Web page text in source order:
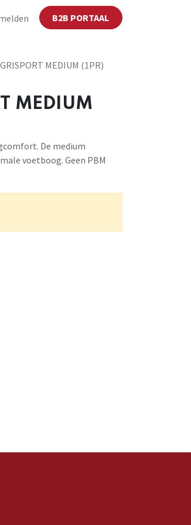
B2B PORTAAL
MEDIUM (1PR)
MEDIUM
De medium
voetboog. Geen PBM